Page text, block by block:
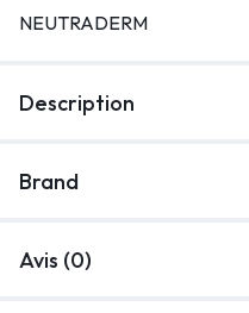
NEUTRADERM
Description
Brand
Avis (0)